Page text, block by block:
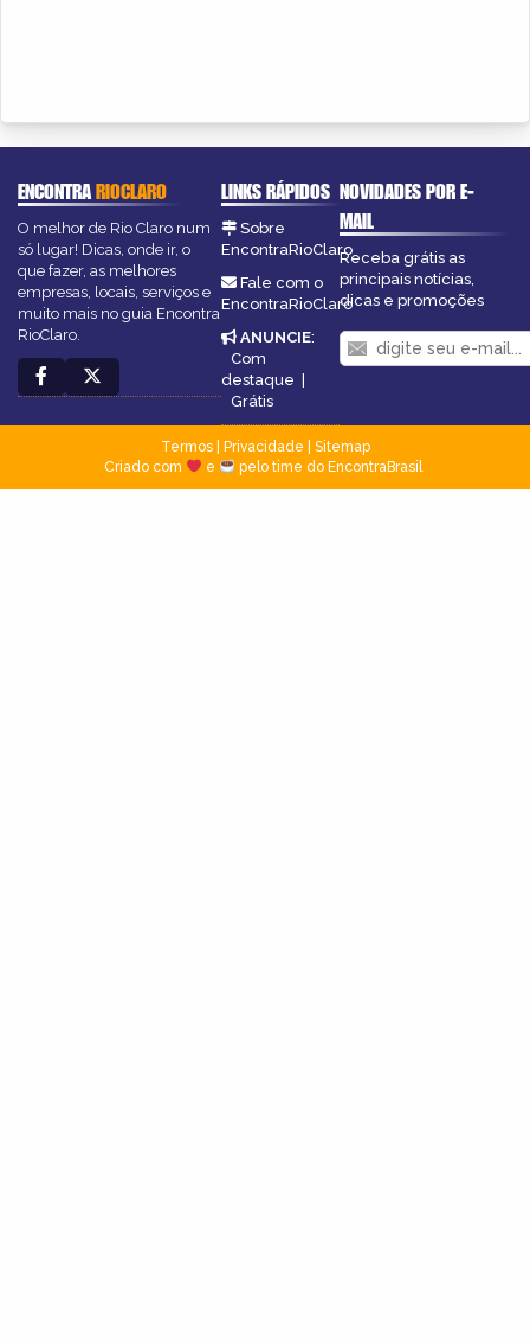
ENCONTRARIOCLARO
O melhor de Rio Claro num
só lugar! Dicas, onde ir, o
que fazer, as melhores
empresas, locais, serviços e
muito mais no guia Encontra
RioClaro.
LINKS RÁPIDOS
Sobre
EncontraRioClaro
Fale com o
EncontraRioClaro
ANUNCIE:
Com
destaque |
Grátis
NOVIDADES POR E-
MAIL
Receba grátis as
principais notícias,
dicas e promoções
Termos| Privacidade
Sitemap
Criado com
e pelo time do EncontraBrasil